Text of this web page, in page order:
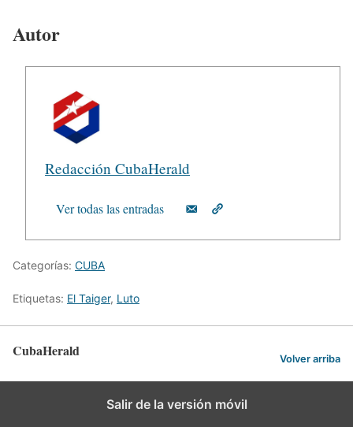
Autor
Redacción CubaHerald
Ver todas las entradas
Categorías: CUBA
Etiquetas: El Taiger, Luto
CubaHerald Volver arriba
Salir de la versión móvil